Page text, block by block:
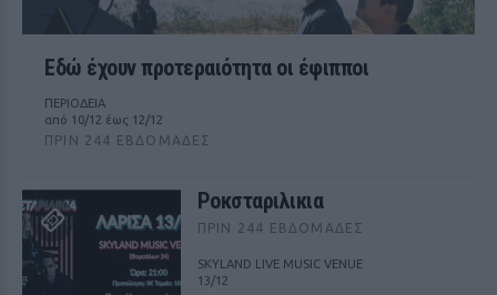
Εδώ έχουν προτεραιότητα οι έφιπποι
ΠΕΡΙΟΔΕΙΑ
από 10/12 έως 12/12
ΠΡΙΝ 244 ΕΒΔΟΜΆΔΕΣ
Ροκσταριλικια
ΠΡΙΝ 244 ΕΒΔΟΜΆΔΕΣ
SKYLAND LIVE MUSIC VENUE
13/12